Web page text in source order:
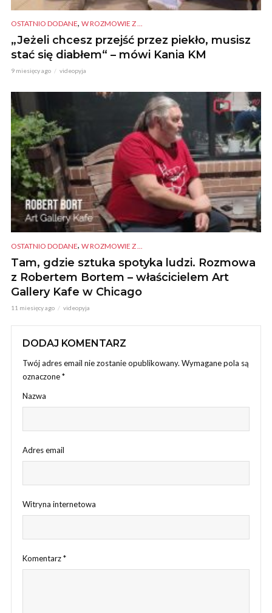
OSTATNIO DODANE, W ROZMOWIE Z ...
„Jeżeli chcesz przejść przez piekło, musisz
stać się diabłem“ – mówi Kania KM
9 miesięcy ago videopyja
OSTATNIO DODANE, W ROZMOWIE Z ...
Tam, gdzie sztuka spotyka ludzi. Rozmowa
z Robertem Bortem – właścicielem Art
Gallery Kafe w Chicago
11 miesięcy ago videopyja
DODAJ KOMENTARZ
Twój adres email nie zostanie opublikowany. Wymagane pola są
oznaczone*
Nazwa
Adres email
Witryna internetowa
Komentarz*